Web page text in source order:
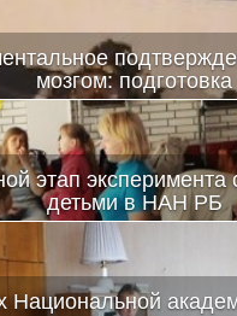
мозгом: подготовка
этап
детьми в НАН РБ
Национальной